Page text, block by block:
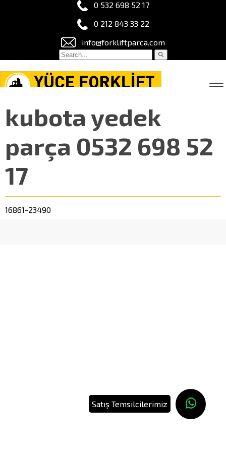
0 532 698 52 17
0 212 843 33 22
info@forkliftparca.com
Satış Temsilcilerimiz
kubota yedek
parça 0532 698 52
17
16861-23490